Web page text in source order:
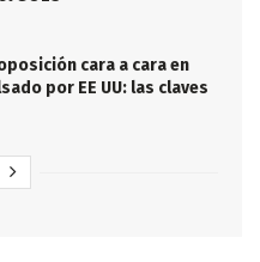
cara a cara en
por EE UU: las claves